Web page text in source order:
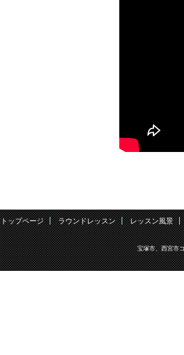
トップページ ラウンドレッスン レッスン風景
宝塚市、西宮市